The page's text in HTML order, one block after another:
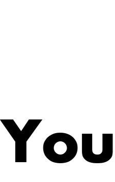
You